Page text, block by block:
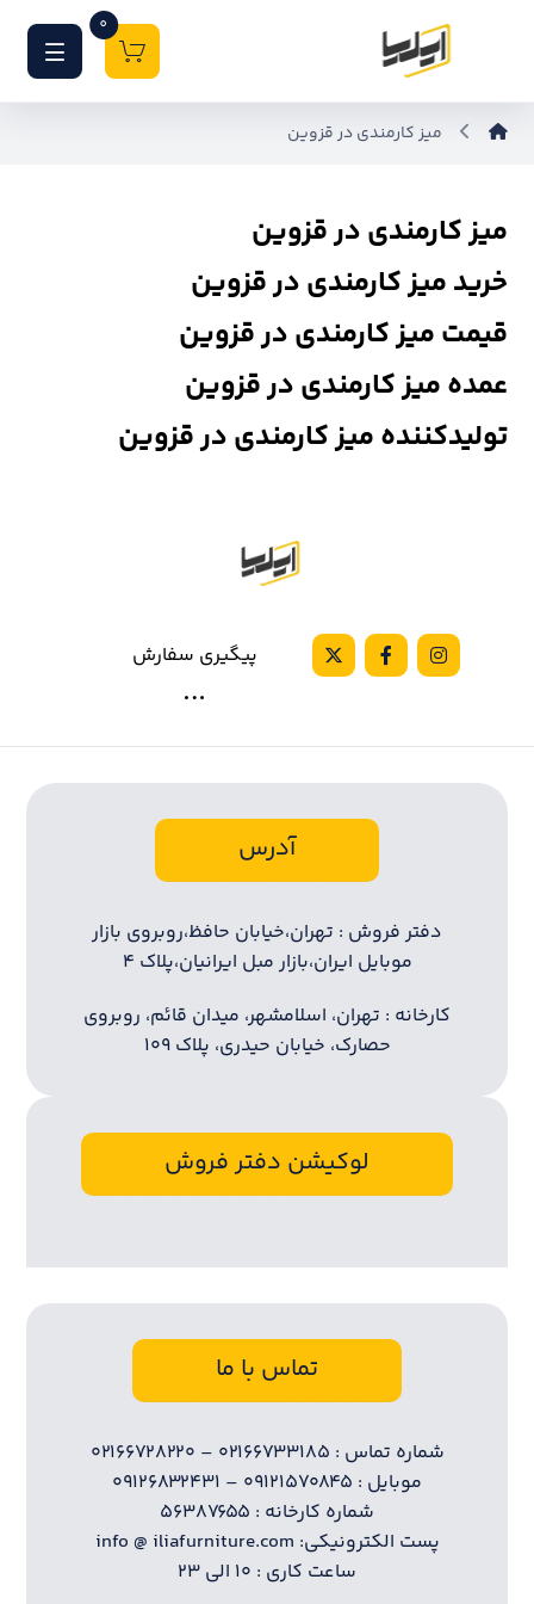
0
میز کارمندی در قزوین
میز کارمندی در قزوین
خرید میز کارمندی در قزوین
قیمت میز کارمندی در قزوین
عمده میز کارمندی در قزوین
تولیدکننده میز کارمندی در قزوین
پیگیری سفارش
آدرس
دفتر فروش : تهران،خیابان حافظ،روبروی بازار
موبایل ایران،بازار مبل ایرانیان،پلاک ۴
کارخانه : تهران، اسلامشهر، میدان قائم، روبروی
حصارک، خیابان حیدری، پلاک ۱۰۹
لوکیشن دفتر فروش
تماس با ما
شماره تماس : ۰۲۱۶۶۷۳۳۱۸۵ – ۰۲۱۶۶۷۲۸۲۲۰
موبایل : ۰۹۱۲۱۵۷۰۸۴۵ – ۰۹۱۲۶۸۳۲۴۳۱
شماره کارخانه : ۵۶۳۸۷۶۵۵
پست الکترونیکی: info @ iliafurniture.com
ساعت کاری : ۱۰ الی ۲۳